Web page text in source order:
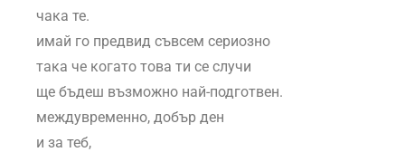
чака те.
имай го предвид съвсем сериозно
така че когато това ти се случи
ще бъдеш възможно най-подготвен.
междувременно, добър ден
и за теб,